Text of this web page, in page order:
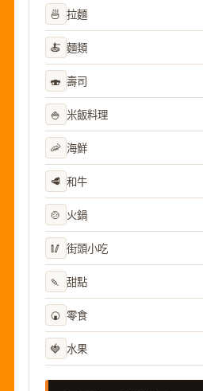
🍜 拉麵
🍝 麵類
🍣 壽司
🍚 米飯料理
🦐 海鮮
🥩 和牛
🍲 火鍋
🥢 街頭小吃
🍡 甜點
🍘 零食
🍓 水果